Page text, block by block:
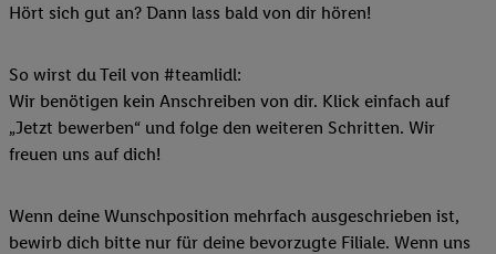
Hört sich gut an? Dann lass bald von dir hören!
So wirst du Teil von #teamlidl:
Wir benötigen kein Anschreiben von dir. Klick einfach auf
„Jetzt bewerben“ und folge den weiteren Schritten. Wir
freuen uns auf dich!
Wenn deine Wunschposition mehrfach ausgeschrieben ist,
bewirb dich bitte nur für deine bevorzugte Filiale. Wenn uns